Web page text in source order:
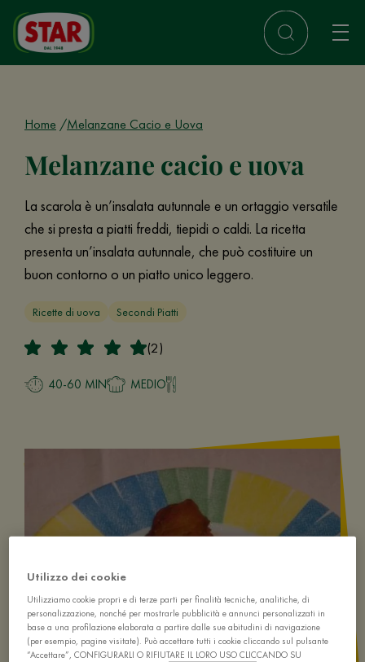
Home Melanzane Cacio e Uova
Melanzane cacio e uova
La scarola è un’insalata autunnale e un ortaggio versatile
che si presta a piatti freddi, tiepidi o caldi. La ricetta
presenta un’insalata autunnale, che può costituire un
buon contorno o un piatto unico leggero.
Ricette di uova Secondi Piatti
(2)
40-60 MIN MEDIO
Utilizzo dei cookie
Utilizziamo cookie propri e di terze parti per finalità tecniche, analitiche, di
personalizzazione, nonché per mostrarle pubblicità e annunci personalizzati in
base a una profilazione elaborata a partire dalle sue abitudini di navigazione
(per esempio, pagine visitate). Può accettare tutti i cookie cliccando sul pulsante
“Accettare”, CONFIGURARLI O RIFIUTARE IL LORO USO CLICCANDO SU